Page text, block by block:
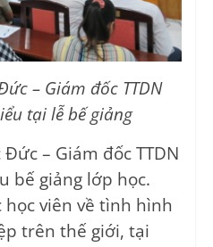
– Giám đốc TTDN
tại lễ bế giảng
Đức – Giám đốc TTDN
bế giảng lớp học.
học viên về tình hình
trên thế giới, tại